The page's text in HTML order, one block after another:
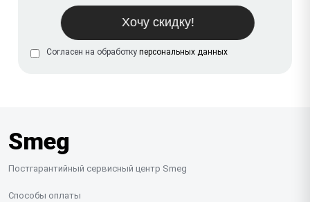
Согласен на обработку персональных данных
Smeg
Постгарантийный сервисный центр Smeg
Способы оплаты